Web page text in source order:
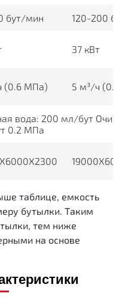
бут/мин 120-200
37 кВт
(0.6 МПа) 5 м³/ч
вода: 200 мл/бут
0.2 МПа
таблице, емкость
бутылки. Таким
тем ниже
на основе